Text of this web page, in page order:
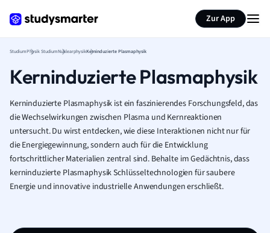
Zur App
StudiumPhysik StudiumNuklearphysikKerninduzierte Plasmaphysik
Kerninduzierte Plasmaphysik
Kerninduzierte Plasmaphysik ist ein faszinierendes Forschungsfeld, das
die Wechselwirkungen zwischen Plasma und Kernreaktionen
untersucht. Du wirst entdecken, wie diese Interaktionen nicht nur für
die Energiegewinnung, sondern auch für die Entwicklung
fortschrittlicher Materialien zentral sind. Behalte im Gedächtnis, dass
kerninduzierte Plasmaphysik Schlüsseltechnologien für saubere
Energie und innovative industrielle Anwendungen erschließt.